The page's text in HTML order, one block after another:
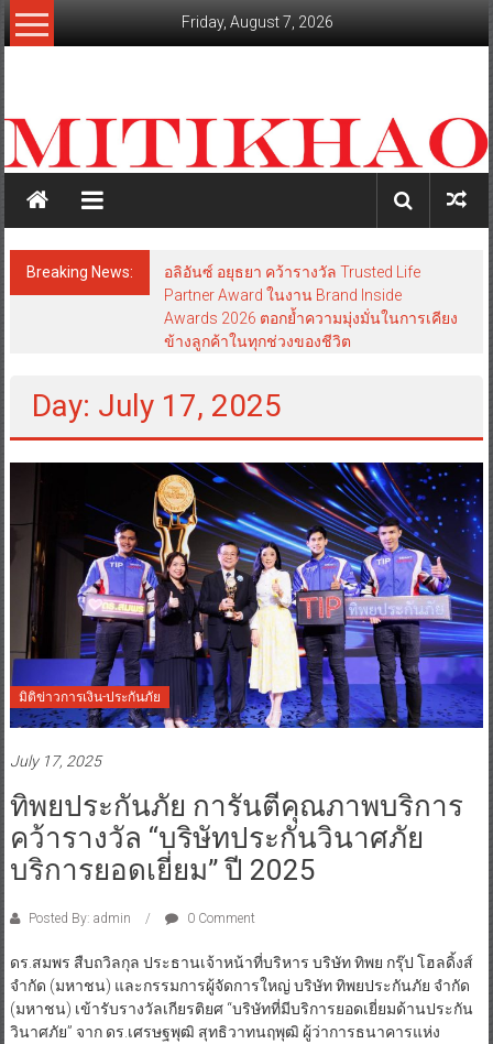
Skip
to
Friday, August 7, 2026
สะท้อน
ลึก
เหลี่ยม
มุม
เศรษฐกิจ-
การเมือง-
Breaking News:
อลิอันซ์ อยุธยา คว้ารางวัล Trusted Life
Partner Award ในงาน Brand Inside
Awards 2026 ตอกย้ำความมุ่งมั่นในการเคียง
ข้างลูกค้าในทุกช่วงของชีวิต
Day: July 17, 2025
มิติข่าวการเงิน-ประกันภัย
July 17, 2025
ทิพยประกันภัย การันตีคุณภาพบริการ
คว้ารางวัล “บริษัทประกันวินาศภัย
บริการยอดเยี่ยม” ปี 2025
Posted By: admin 0 Comment
ดร.สมพร สืบถวิลกุล ประธานเจ้าหน้าที่บริหาร บริษัท ทิพย กรุ๊ป โฮลดิ้งส์
จำกัด (มหาชน) และกรรมการผู้จัดการใหญ่ บริษัท ทิพยประกันภัย จำกัด
(มหาชน) เข้ารับรางวัลเกียรติยศ “บริษัทที่มีบริการยอดเยี่ยมด้านประกัน
วินาศภัย” จาก ดร.เศรษฐพุฒิ สุทธิวาทนฤพุฒิ ผู้ว่าการธนาคารแห่ง